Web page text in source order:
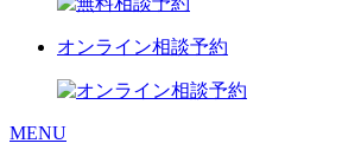
オンライン相談予約
MENU